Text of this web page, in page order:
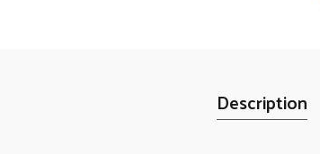
Description